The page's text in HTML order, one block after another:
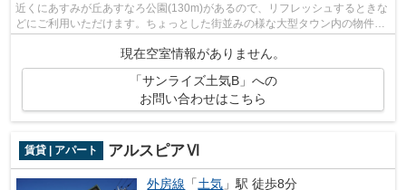
近くにあすみが丘あすなろ公園(130m)があるので、リフレッシュするときな
どにご利用いただけます。ちょっとした街並みの様な大型タウン内の物件に
なります。通風良好の涼しく気持ちの...
現在空室情報がありません。
「サンライズ土気B」への
お問い合わせはこちら
賃貸 | アパート アルスピアⅥ
外房線 「土気 」駅 徒歩8分